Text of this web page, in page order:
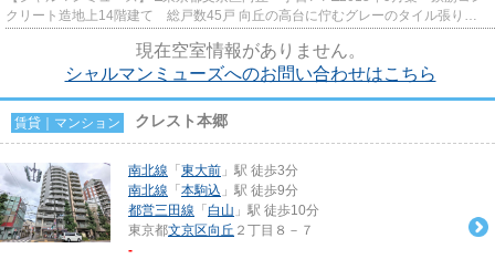
クリート造地上14階建て 総戸数45戸 向丘の高台に佇むグレーのタイル張りに
現在空室情報がありません。
シャルマンミューズへのお問い合わせはこちら
賃貸｜マンション クレスト本郷
南北線 「 東大前 」駅 徒歩3分
南北線 「 本駒込 」駅 徒歩9分
都営三田線 「 白山 」駅 徒歩10分
東京都文京区向丘 ２丁目８－７
-